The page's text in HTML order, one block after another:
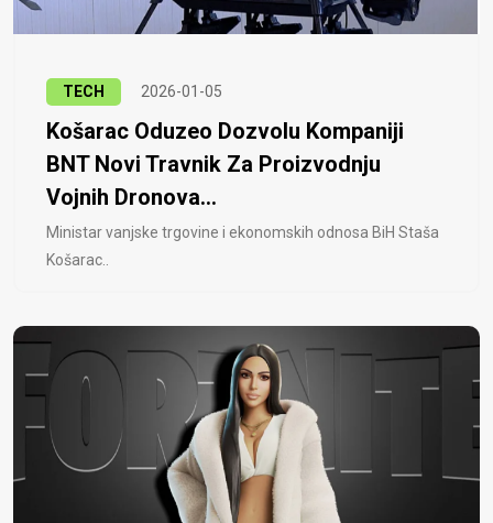
TECH 2026-01-05
Košarac Oduzeo Dozvolu Kompaniji
BNT Novi Travnik Za Proizvodnju
Vojnih Dronova...
Ministar vanjske trgovine i ekonomskih odnosa BiH Staša
Košarac..